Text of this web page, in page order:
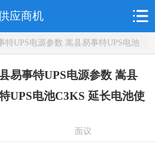
应商机
特UPS电源参数 嵩县易事特UPS电池
易事特UPS电源参数 嵩县
UPS电池C3KS 延长电池使
面议